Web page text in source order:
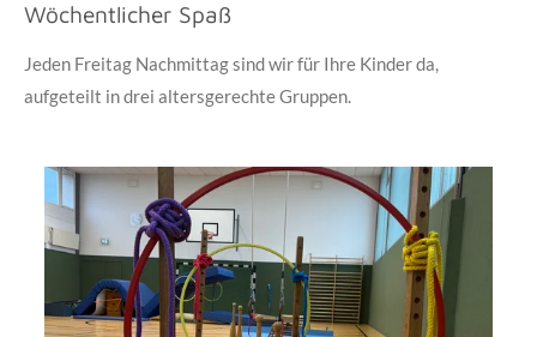
Wöchentlicher Spaß
Jeden Freitag Nachmittag sind wir für Ihre Kinder da,
aufgeteilt in drei altersgerechte Gruppen.